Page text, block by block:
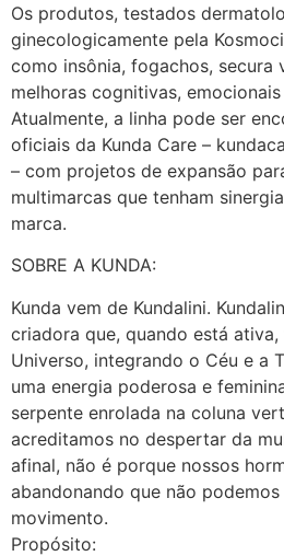
Os produtos, testados
ginecologicamente pela
como insônia, fogachos, secura
melhoras cognitivas,
Atualmente, a linha pode ser
oficiais da Kunda Care –
– com projetos de expansão
multimarcas que tenham
marca.
SOBRE A KUNDA:
Kunda vem de Kundalini.
criadora que, quando está
Universo, integrando o Céu e a
uma energia poderosa e
serpente enrolada na coluna
acreditamos no despertar da
afinal, não é porque nossos
abandonando que não
movimento.
Propósito: